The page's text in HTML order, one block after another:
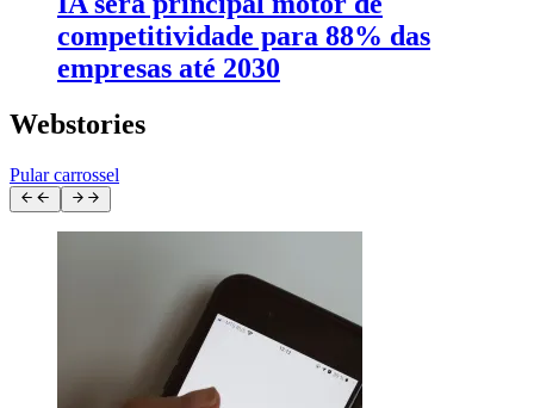
competitividade para 88% das
empresas até 2030
Webstories
Pular carrossel